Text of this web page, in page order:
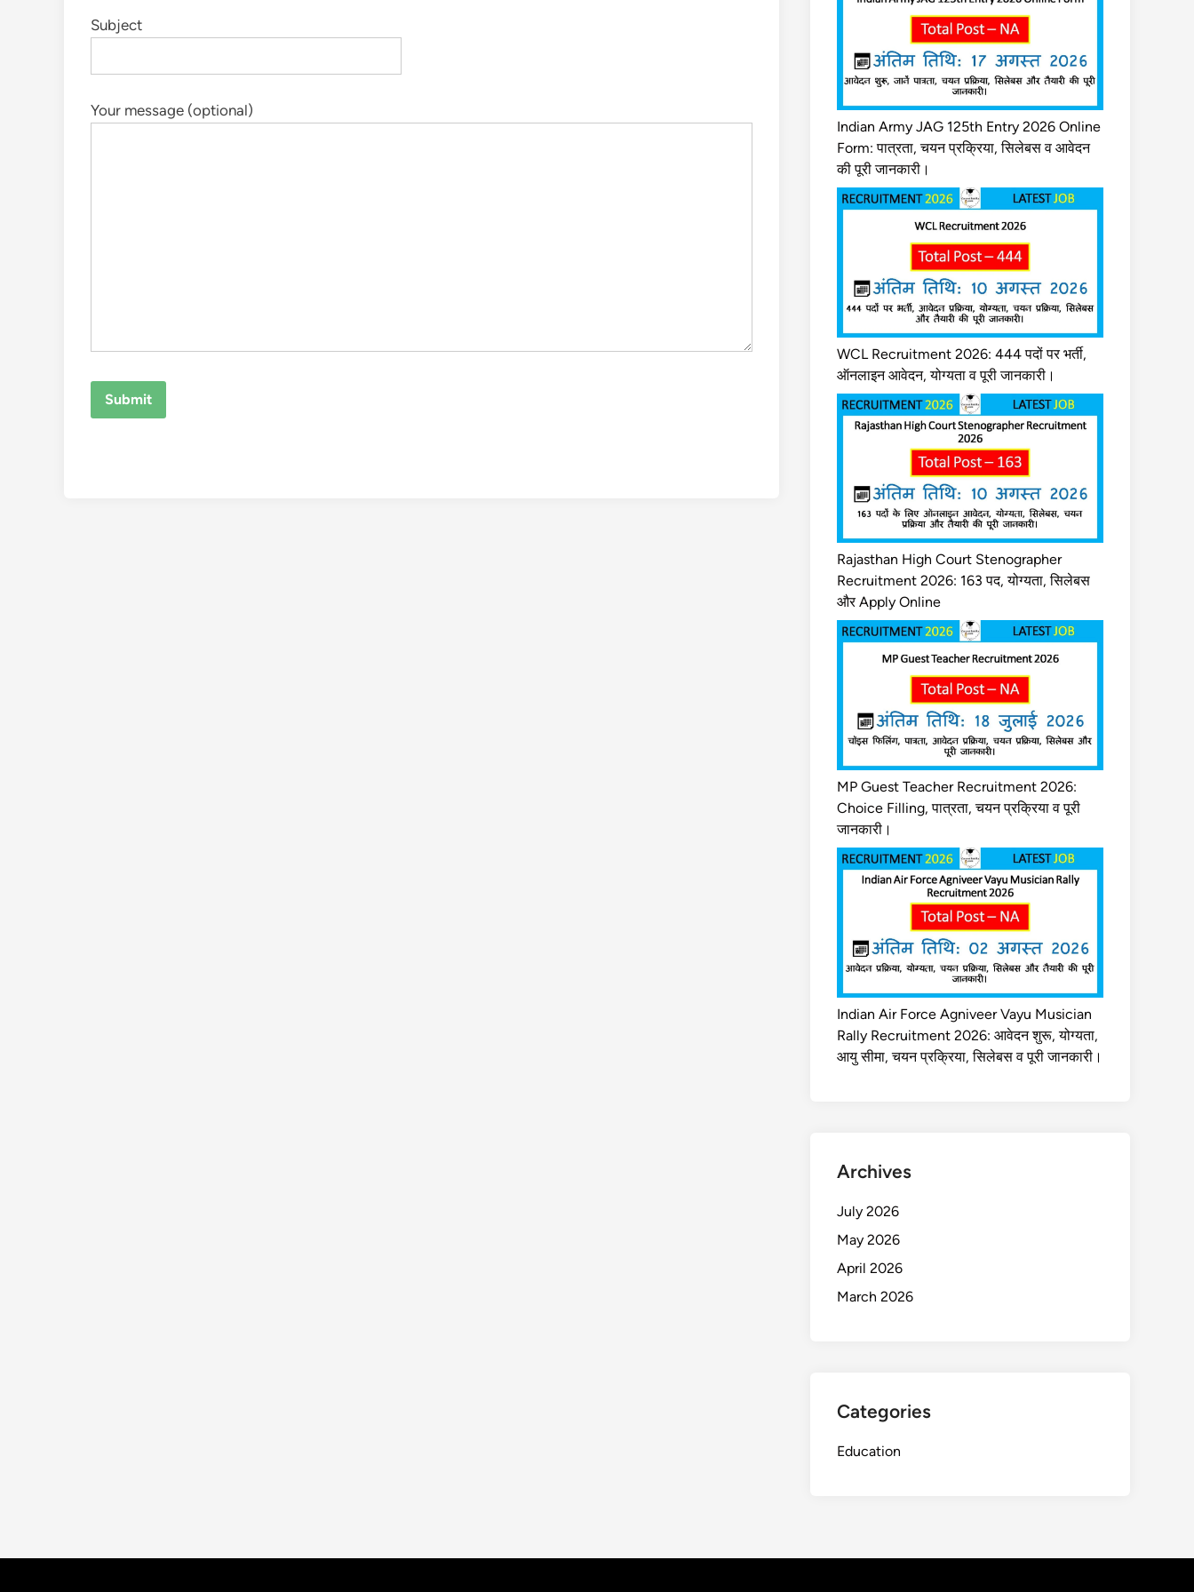
Subject
Your message (optional)
Indian Army JAG 125th Entry 2026 Online
Form: पात्रता, चयन प्रक्रिया, सिलेबस व आवेदन
की पूरी जानकारी।
WCL Recruitment 2026: 444 पदों पर भर्ती,
ऑनलाइन आवेदन, योग्यता व पूरी जानकारी।
Rajasthan High Court Stenographer
Recruitment 2026: 163 पद, योग्यता, सिलेबस
और Apply Online
MP Guest Teacher Recruitment 2026:
Choice Filling, पात्रता, चयन प्रक्रिया व पूरी
जानकारी।
Indian Air Force Agniveer Vayu Musician
Rally Recruitment 2026: आवेदन शुरू, योग्यता,
आयु सीमा, चयन प्रक्रिया, सिलेबस व पूरी जानकारी।
Archives
July 2026
May 2026
April 2026
March 2026
Categories
Education